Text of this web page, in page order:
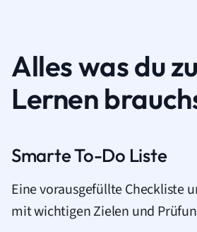
Alles was du
Lernen
Smarte To-Do Liste
Eine vorausgefüllte Checkliste
mit wichtigen Zielen und